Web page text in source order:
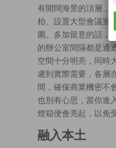
有開闊海景的頂層，
枱、設置大型會議室
圍。多加留意的話，
的辦公室間隔都是通
空間十分明亮，同時
慮到實際需要，各層
間，確保商業機密不
也別有心思，當你進
燈箱便會亮起，以免
融入本土